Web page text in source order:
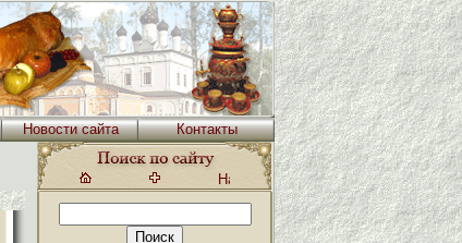
Новости сайта Контакты